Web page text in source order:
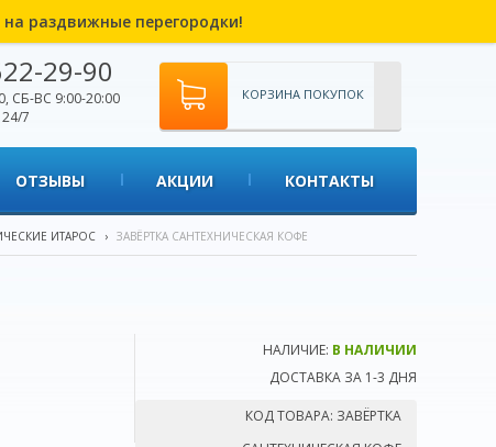
раздвижные перегородки!
29-90
СБ-ВС 9:00-20:00
7
КОРЗИНА ПОКУПОК
ОТЗЫВЫ АКЦИИ КОНТАКТЫ
ИТАРОС › ЗАВЁРТКА САНТЕХНИЧЕСКАЯ КОФЕ
НАЛИЧИЕ: В НАЛИЧИИ
ДОСТАВКА ЗА 1-3 ДНЯ
КОД ТОВАРА: ЗАВЁРТКА